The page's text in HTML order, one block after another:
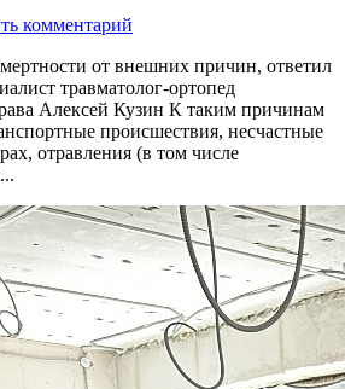
комментарий
от внешних причин, ответил
травматолог-ортопед
Алексей Кузин К таким причинам
происшествия, несчастные
отравления (в том числе